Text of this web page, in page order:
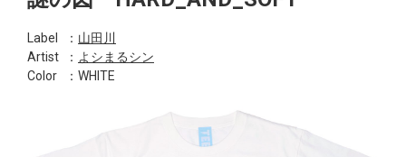
Label ： 山田川
Artist
： よシまるシン
Color
：WHITE